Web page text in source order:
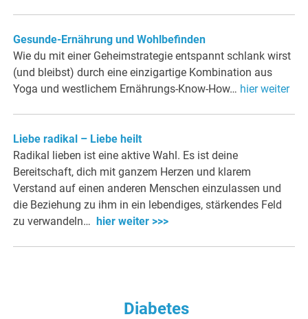
Gesunde-Ernährung und Wohlbefinden
Wie du mit einer Geheimstrategie entspannt schlank wirst
(und bleibst) durch eine einzigartige Kombination aus
Yoga und westlichem Ernährungs-Know-How… hier weiter
Liebe radikal – Liebe heilt
Radikal lieben ist eine aktive Wahl. Es ist deine
Bereitschaft, dich mit ganzem Herzen und klarem
Verstand auf einen anderen Menschen einzulassen und
die Beziehung zu ihm in ein lebendiges, stärkendes Feld
zu verwandeln… hier weiter >>>
Diabetes